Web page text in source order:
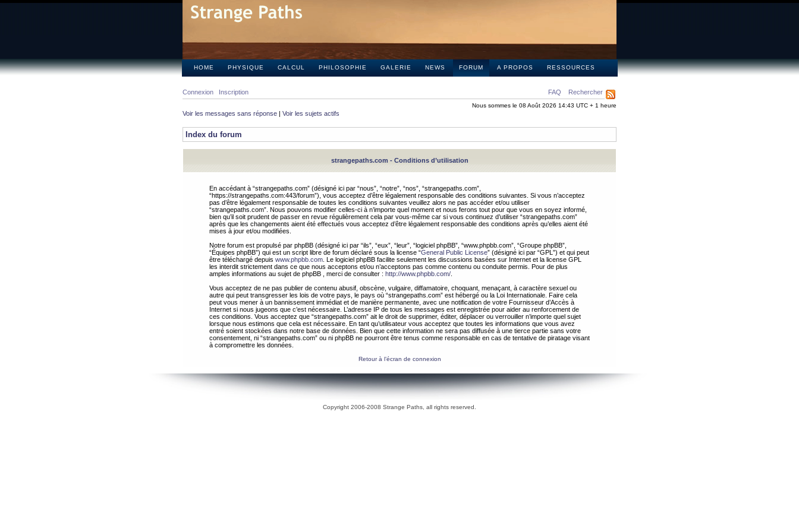
HOME PHYSIQUE CALCUL PHILOSOPHIE GALERIE NEWS FORUM A PROPOS RESSOURCES
FAQ Rechercher
Connexion Inscription
Nous sommes le 08 Août 2026 14:43 UTC + 1 heure
Voir les messages sans réponse | Voir les sujets actifs
Index du forum
strangepaths.com - Conditions d’utilisation
En accédant à “strangepaths.com” (désigné ici par “nous”, “notre”, “nos”, “strangepaths.com”,
“https://strangepaths.com:443/forum”), vous acceptez d’être légalement responsable des conditions suivantes. Si vous n’acceptez
pas d’être légalement responsable de toutes les conditions suivantes veuillez alors ne pas accéder et/ou utiliser
“strangepaths.com”. Nous pouvons modifier celles-ci à n’importe quel moment et nous ferons tout pour que vous en soyez informé,
bien qu’il soit prudent de passer en revue régulièrement cela par vous-même car si vous continuez d’utiliser “strangepaths.com”
après que les changements aient été effectués vous acceptez d’être légalement responsable des conditions après qu’elles aient été
mises à jour et/ou modifiées.
Notre forum est propulsé par phpBB (désigné ici par “ils”, “eux”, “leur”, “logiciel phpBB”, “www.phpbb.com”, “Groupe phpBB”,
“Équipes phpBB”) qui est un script libre de forum déclaré sous la license “General Public License” (désigné ici par “GPL”) et qui peut
être téléchargé depuis www.phpbb.com . Le logiciel phpBB facilite seulement les discussions basées sur Internet et la license GPL
les interdit strictement dans ce que nous acceptons et/ou n’acceptons pas comme contenu ou conduite permis. Pour de plus
amples informations au sujet de phpBB , merci de consulter : http://www.phpbb.com/
Vous acceptez de ne pas publier de contenu abusif, obscène, vulgaire, diffamatoire, choquant, menaçant, à caractère sexuel ou
autre qui peut transgresser les lois de votre pays, le pays où “strangepaths.com” est hébergé ou la Loi Internationale. Faire cela
peut vous mener à un bannissement immédiat et de manière permanente, avec une notification de votre Fournisseur d’Accès à
Internet si nous jugeons que c’est nécessaire. L’adresse IP de tous les messages est enregistrée pour aider au renforcement de
ces conditions. Vous acceptez que “strangepaths.com” ait le droit de supprimer, éditer, déplacer ou verrouiller n’importe quel sujet
lorsque nous estimons que cela est nécessaire. En tant qu’utilisateur vous acceptez que toutes les informations que vous avez
entré soient stockées dans notre base de données. Bien que cette information ne sera pas diffusée à une tierce partie sans votre
consentement, ni “strangepaths.com” ou ni phpBB ne pourront être tenus comme responsable en cas de tentative de piratage visant
à compromettre les données.
Retour à l’écran de connexion
Copyright 2006-2008 Strange Paths, all rights reserved.